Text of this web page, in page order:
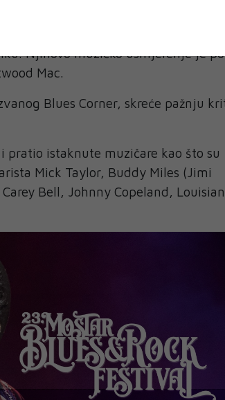
bluesa u Madridu“.
Njihovo muzičko usmjerenje je
Mac.
Blues Corner, skreće pažnju
pratio istaknute muzičare kao što su
Mick Taylor, Buddy Miles (Jimi
Bell, Johnny Copeland,